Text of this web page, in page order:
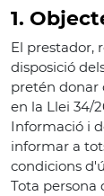
1.
El prestador,
disposició
pretén donar
en la Llei 34/
Informació i
informar a
condicions
Tota persona